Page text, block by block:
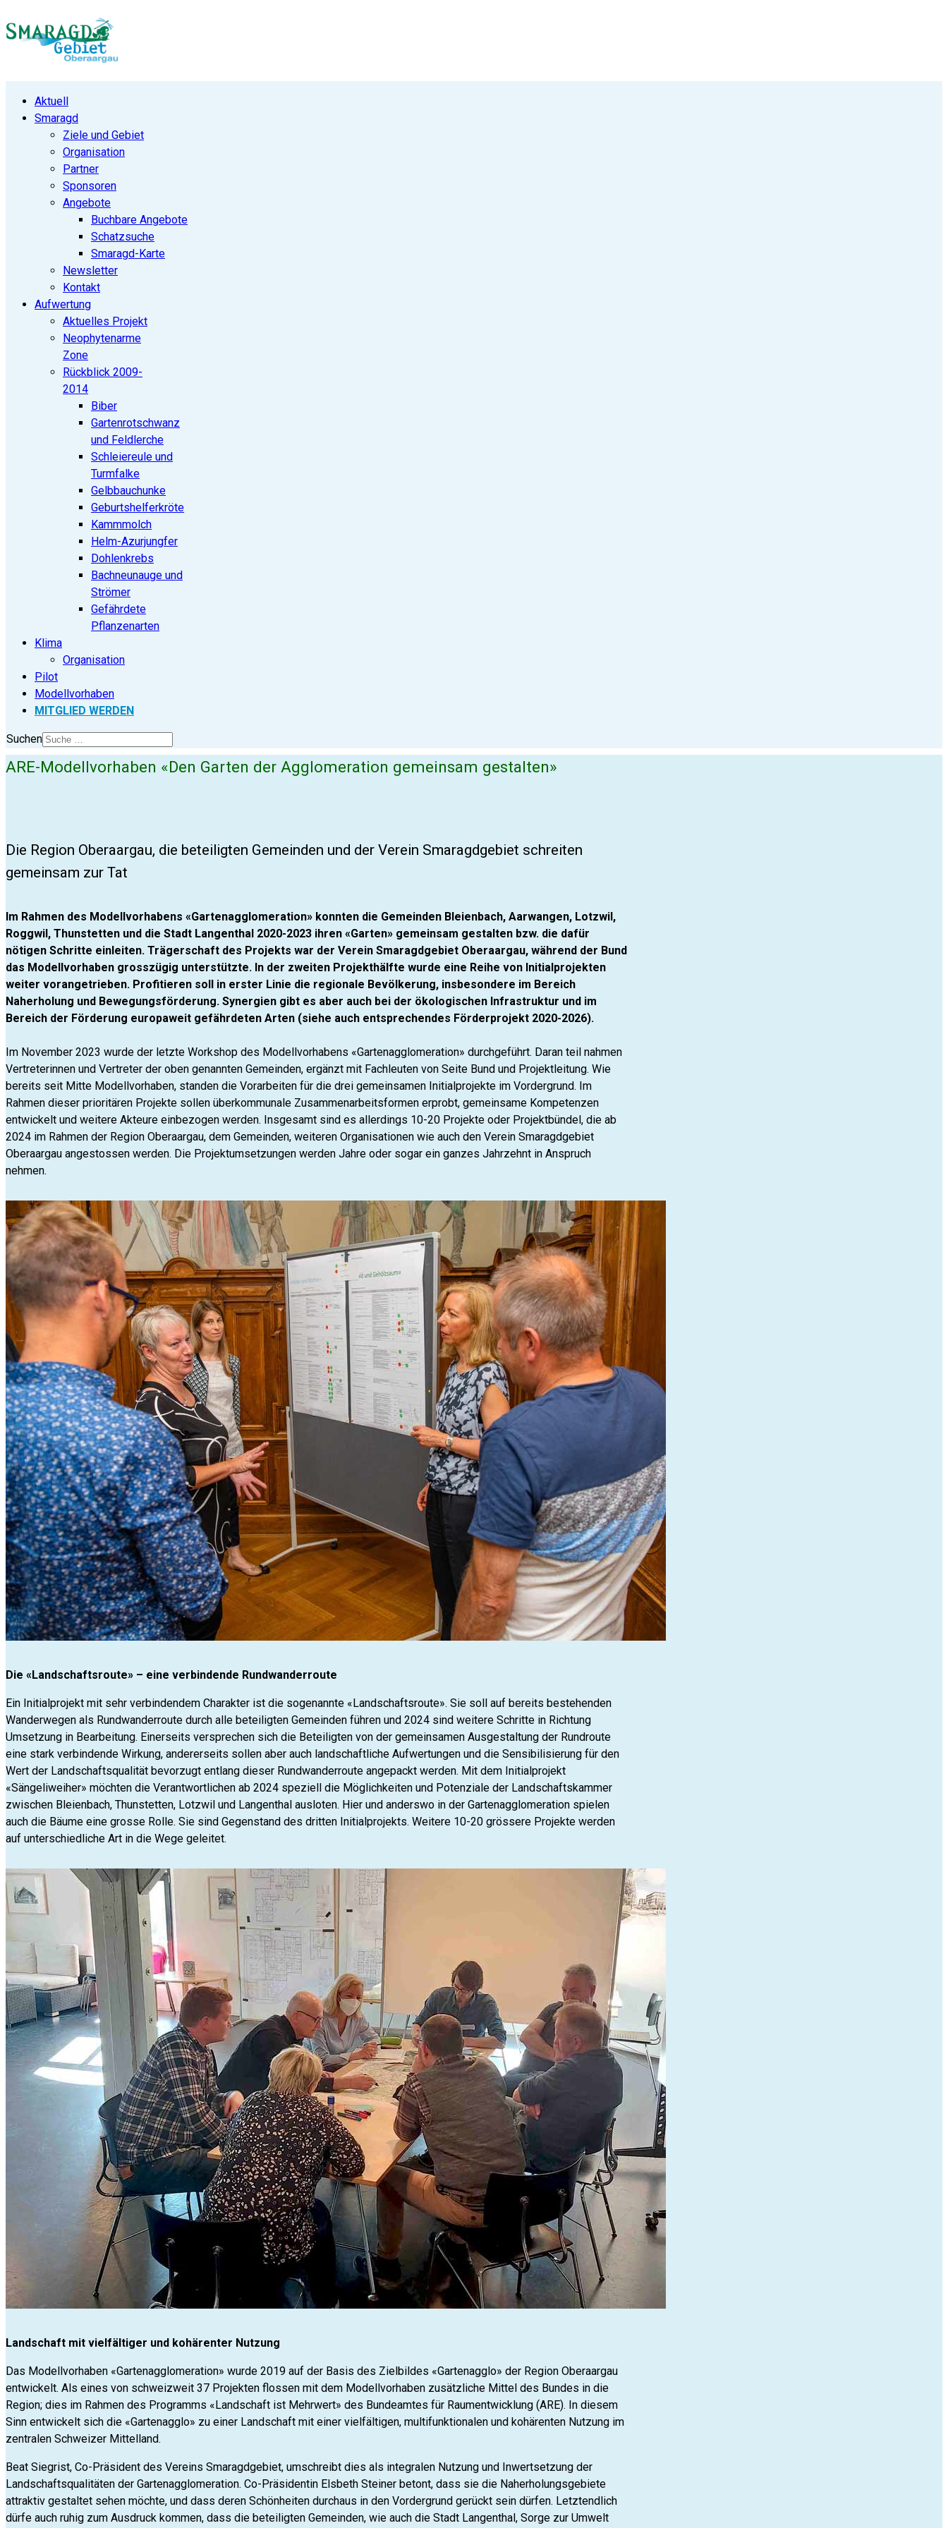
Aktuell
Smaragd
Ziele und Gebiet
Organisation
Partner
Sponsoren
Angebote
Buchbare Angebote
Schatzsuche
Smaragd-Karte
Newsletter
Kontakt
Aufwertung
Aktuelles Projekt
Neophytenarme
Zone
Rückblick 2009-
2014
Biber
Gartenrotschwanz
und Feldlerche
Schleiereule und
Turmfalke
Gelbbauchunke
Geburtshelferkröte
Kammmolch
Helm-Azurjungfer
Dohlenkrebs
Bachneunauge und
Strömer
Gefährdete
Pflanzenarten
Klima
Organisation
Pilot
Modellvorhaben
MITGLIED WERDEN
Suchen
ARE-Modellvorhaben «Den Garten der Agglomeration gemeinsam gestalten»
Die Region Oberaargau, die beteiligten Gemeinden und der Verein Smaragdgebiet schreiten
gemeinsam zur Tat
Im Rahmen des Modellvorhabens «Gartenagglomeration» konnten die Gemeinden Bleienbach, Aarwangen, Lotzwil,
Roggwil, Thunstetten und die Stadt Langenthal 2020-2023 ihren «Garten» gemeinsam gestalten bzw. die dafür
nötigen Schritte einleiten. Trägerschaft des Projekts war der Verein Smaragdgebiet Oberaargau, während der Bund
das Modellvorhaben grosszügig unterstützte. In der zweiten Projekthälfte wurde eine Reihe von Initialprojekten
weiter vorangetrieben. Profitieren soll in erster Linie die regionale Bevölkerung, insbesondere im Bereich
Naherholung und Bewegungsförderung. Synergien gibt es aber auch bei der ökologischen Infrastruktur und im
Bereich der Förderung europaweit gefährdeten Arten (siehe auch entsprechendes Förderprojekt 2020-2026).
Im November 2023 wurde der letzte Workshop des Modellvorhabens «Gartenagglomeration» durchgeführt. Daran teil nahmen
Vertreterinnen und Vertreter der oben genannten Gemeinden, ergänzt mit Fachleuten von Seite Bund und Projektleitung. Wie
bereits seit Mitte Modellvorhaben, standen die Vorarbeiten für die drei gemeinsamen Initialprojekte im Vordergrund. Im
Rahmen dieser prioritären Projekte sollen überkommunale Zusammenarbeitsformen erprobt, gemeinsame Kompetenzen
entwickelt und weitere Akteure einbezogen werden. Insgesamt sind es allerdings 10-20 Projekte oder Projektbündel, die ab
2024 im Rahmen der Region Oberaargau, dem Gemeinden, weiteren Organisationen wie auch den Verein Smaragdgebiet
Oberaargau angestossen werden. Die Projektumsetzungen werden Jahre oder sogar ein ganzes Jahrzehnt in Anspruch
nehmen.
Die «Landschaftsroute» – eine verbindende Rundwanderroute
Ein Initialprojekt mit sehr verbindendem Charakter ist die sogenannte «Landschaftsroute». Sie soll auf bereits bestehenden
Wanderwegen als Rundwanderroute durch alle beteiligten Gemeinden führen und 2024 sind weitere Schritte in Richtung
Umsetzung in Bearbeitung. Einerseits versprechen sich die Beteiligten von der gemeinsamen Ausgestaltung der Rundroute
eine stark verbindende Wirkung, andererseits sollen aber auch landschaftliche Aufwertungen und die Sensibilisierung für den
Wert der Landschaftsqualität bevorzugt entlang dieser Rundwanderroute angepackt werden. Mit dem Initialprojekt
«Sängeliweiher» möchten die Verantwortlichen ab 2024 speziell die Möglichkeiten und Potenziale der Landschaftskammer
zwischen Bleienbach, Thunstetten, Lotzwil und Langenthal ausloten. Hier und anderswo in der Gartenagglomeration spielen
auch die Bäume eine grosse Rolle. Sie sind Gegenstand des dritten Initialprojekts. Weitere 10-20 grössere Projekte werden
auf unterschiedliche Art in die Wege geleitet.
Landschaft mit vielfältiger und kohärenter Nutzung
Das Modellvorhaben «Gartenagglomeration» wurde 2019 auf der Basis des Zielbildes «Gartenagglo» der Region Oberaargau
entwickelt. Als eines von schweizweit 37 Projekten flossen mit dem Modellvorhaben zusätzliche Mittel des Bundes in die
Region; dies im Rahmen des Programms «Landschaft ist Mehrwert» des Bundeamtes für Raumentwicklung (ARE). In diesem
Sinn entwickelt sich die «Gartenagglo» zu einer Landschaft mit einer vielfältigen, multifunktionalen und kohärenten Nutzung im
zentralen Schweizer Mittelland.
Beat Siegrist, Co-Präsident des Vereins Smaragdgebiet, umschreibt dies als integralen Nutzung und Inwertsetzung der
Landschaftsqualitäten der Gartenagglomeration. Co-Präsidentin Elsbeth Steiner betont, dass sie die Naherholungsgebiete
attraktiv gestaltet sehen möchte, und dass deren Schönheiten durchaus in den Vordergrund gerückt sein dürfen. Letztendlich
dürfe auch ruhig zum Ausdruck kommen, dass die beteiligten Gemeinden, wie auch die Stadt Langenthal, Sorge zur Umwelt